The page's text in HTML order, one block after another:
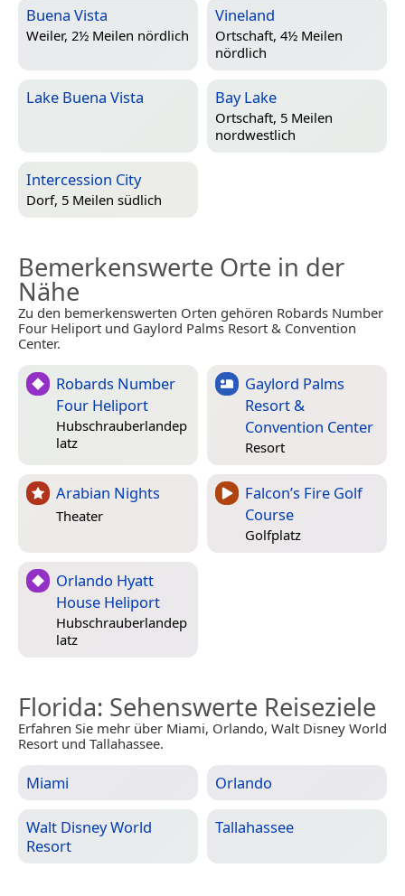
Buena Vista
Weiler, 2½ Meilen nördlich
Vineland
Ortschaft, 4½ Meilen
nördlich
Lake Buena Vista Bay Lake
Ortschaft, 5 Meilen
nordwestlich
Intercession City
Dorf, 5 Meilen südlich
Bemerkenswerte Orte in der
Nähe
Zu den bemerkenswerten Orten gehören Robards Number
Four Heliport und Gaylord Palms Resort & Convention
Center.
Robards Number
Four Heliport
Hubschrauberlandep
latz
Gaylord Palms
Resort &
Convention Center
Resort
Arabian Nights
Theater
Falcon’s Fire Golf
Course
Golfplatz
Orlando Hyatt
House Heliport
Hubschrauberlandep
latz
Florida: Sehenswerte Reiseziele
Erfahren Sie mehr über Miami, Orlando, Walt Disney World
Resort und Tallahassee.
Miami Orlando
Walt Disney World
Resort
Tallahassee